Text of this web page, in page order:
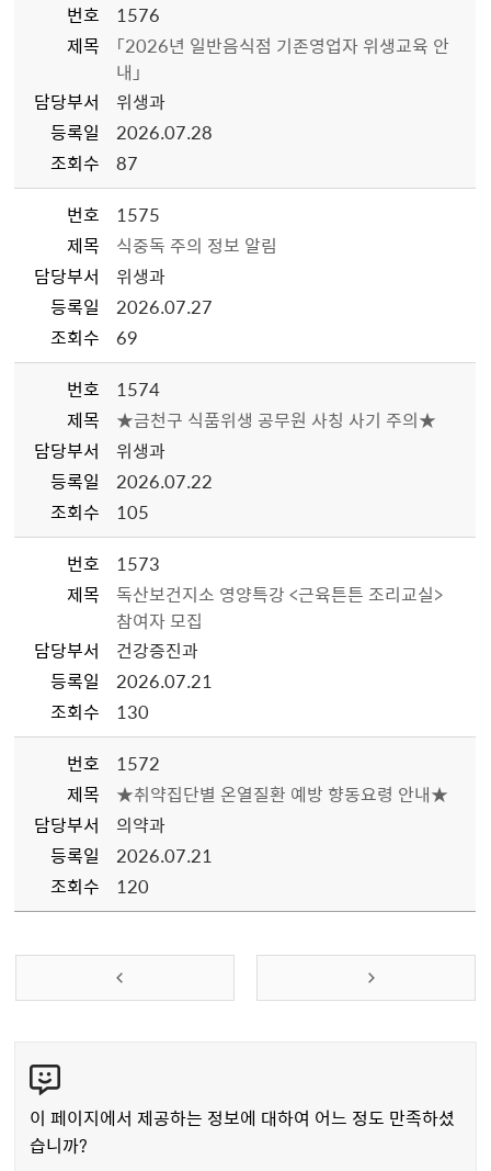
번호
1576
제목
「2026년 일반음식점 기존영업자 위생교육 안
내」
담당부서
위생과
등록일
2026.07.28
조회수
87
번호
1575
제목
식중독 주의 정보 알림
담당부서
위생과
등록일
2026.07.27
조회수
69
번호
1574
제목
★금천구 식품위생 공무원 사칭 사기 주의★
담당부서
위생과
등록일
2026.07.22
조회수
105
번호
1573
제목
독산보건지소 영양특강 <근육튼튼 조리교실>
참여자 모집
담당부서
건강증진과
등록일
2026.07.21
조회수
130
번호
1572
제목
★취약집단별 온열질환 예방 향동요령 안내★
담당부서
의약과
등록일
2026.07.21
조회수
120
텐
츠
만
이 페이지에서 제공하는 정보에 대하여 어느 정도 만족하셨
습니까?